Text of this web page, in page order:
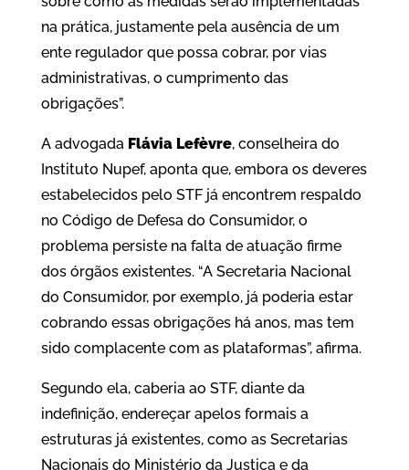
na prática, justamente pela ausência de um
ente regulador que possa cobrar, por vias
administrativas, o cumprimento das
obrigações”.
A advogada Flávia Lefèvre, conselheira do
Instituto Nupef, aponta que, embora os deveres
estabelecidos pelo STF já encontrem respaldo
no Código de Defesa do Consumidor, o
problema persiste na falta de atuação firme
dos órgãos existentes. “A Secretaria Nacional
do Consumidor, por exemplo, já poderia estar
cobrando essas obrigações há anos, mas tem
sido complacente com as plataformas”, afirma.
Segundo ela, caberia ao STF, diante da
indefinição, endereçar apelos formais a
estruturas já existentes, como as Secretarias
Nacionais do Ministério da Justiça e da